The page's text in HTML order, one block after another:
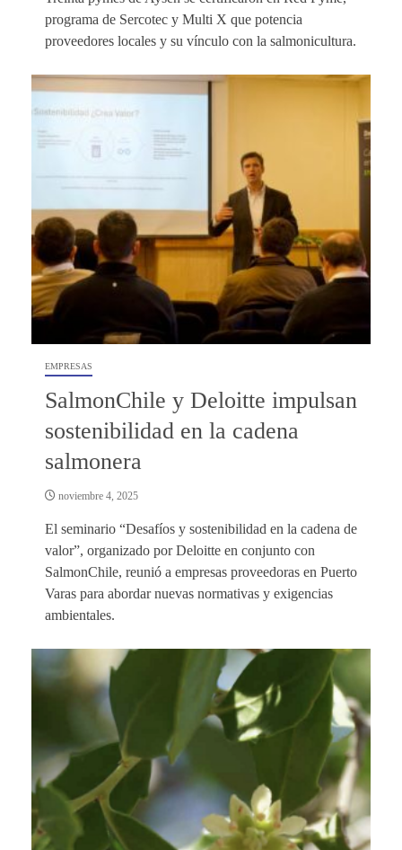
programa de Sercotec y Multi X que potencia
proveedores locales y su vínculo con la salmonicultura.
EMPRESAS
SalmonChile y Deloitte impulsan
sostenibilidad en la cadena
salmonera
noviembre 4, 2025
El seminario “Desafíos y sostenibilidad en la cadena de
valor”, organizado por Deloitte en conjunto con
SalmonChile, reunió a empresas proveedoras en Puerto
Varas para abordar nuevas normativas y exigencias
ambientales.